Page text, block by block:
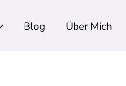
Blog Über Mich